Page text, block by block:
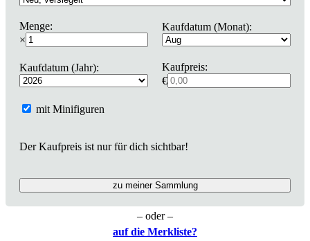
Menge:
×
Kaufdatum (Monat):
Kaufdatum (Jahr):
Kaufpreis:
€
mit Minifiguren
Der Kaufpreis ist nur für dich sichtbar!
zu meiner Sammlung
– oder –
auf die Merkliste?